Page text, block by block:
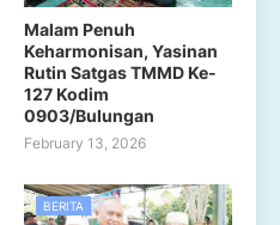
Malam Penuh
Keharmonisan, Yasinan
Rutin Satgas TMMD Ke-
127 Kodim
0903/Bulungan
February 13, 2026
BERITA